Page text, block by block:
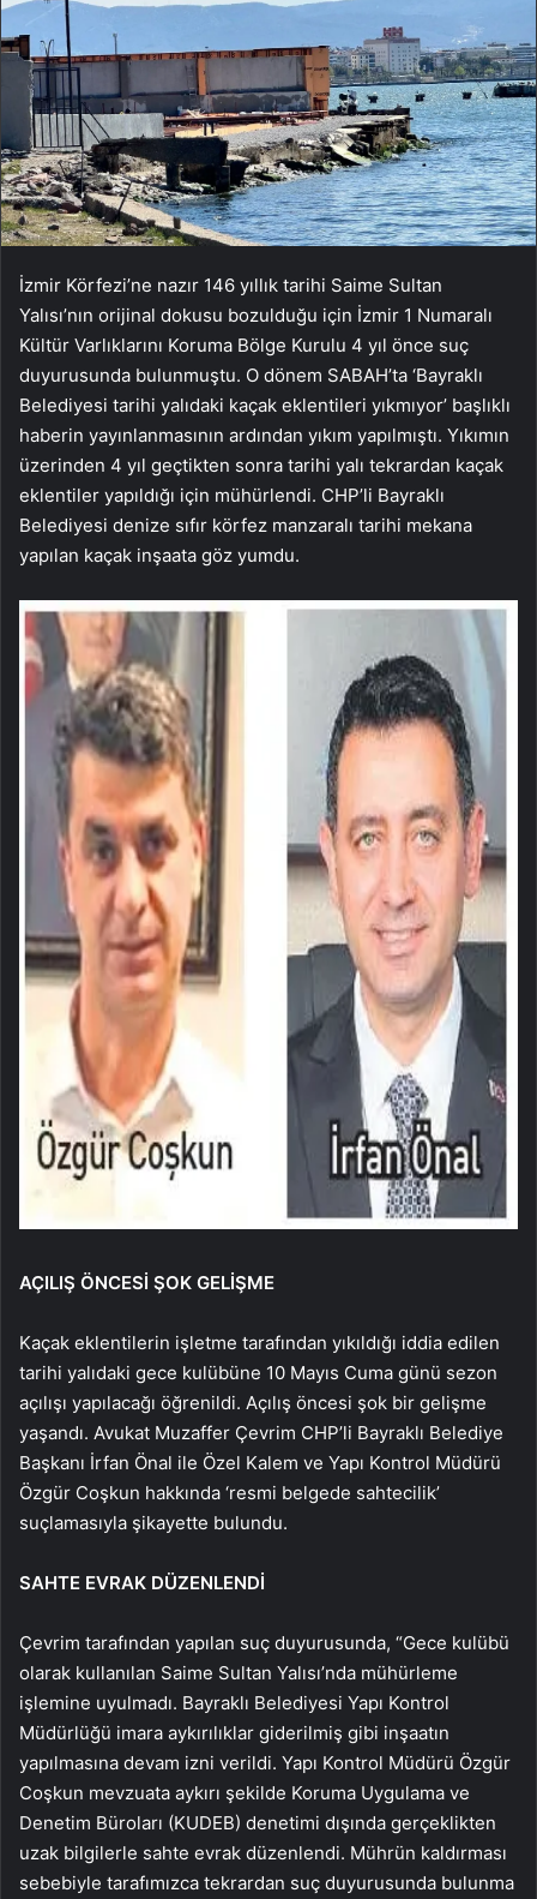
İzmir Körfezi’ne nazır 146 yıllık tarihi Saime Sultan
Yalısı’nın orijinal dokusu bozulduğu için İzmir 1 Numaralı
Kültür Varlıklarını Koruma Bölge Kurulu 4 yıl önce suç
duyurusunda bulunmuştu. O dönem SABAH’ta ‘Bayraklı
Belediyesi tarihi yalıdaki kaçak eklentileri yıkmıyor’ başlıklı
haberin yayınlanmasının ardından yıkım yapılmıştı. Yıkımın
üzerinden 4 yıl geçtikten sonra tarihi yalı tekrardan kaçak
eklentiler yapıldığı için mühürlendi. CHP’li Bayraklı
Belediyesi denize sıfır körfez manzaralı tarihi mekana
yapılan kaçak inşaata göz yumdu.
AÇILIŞ ÖNCESİ ŞOK GELİŞME
Kaçak eklentilerin işletme tarafından yıkıldığı iddia edilen
tarihi yalıdaki gece kulübüne 10 Mayıs Cuma günü sezon
açılışı yapılacağı öğrenildi. Açılış öncesi şok bir gelişme
yaşandı. Avukat Muzaffer Çevrim CHP’li Bayraklı Belediye
Başkanı İrfan Önal ile Özel Kalem ve Yapı Kontrol Müdürü
Özgür Coşkun hakkında ‘resmi belgede sahtecilik’
suçlamasıyla şikayette bulundu.
SAHTE EVRAK DÜZENLENDİ
Çevrim tarafından yapılan suç duyurusunda, “Gece kulübü
olarak kullanılan Saime Sultan Yalısı’nda mühürleme
işlemine uyulmadı. Bayraklı Belediyesi Yapı Kontrol
Müdürlüğü imara aykırılıklar giderilmiş gibi inşaatın
yapılmasına devam izni verildi. Yapı Kontrol Müdürü Özgür
Coşkun mevzuata aykırı şekilde Koruma Uygulama ve
Denetim Büroları (KUDEB) denetimi dışında gerçeklikten
uzak bilgilerle sahte evrak düzenlendi. Mührün kaldırması
sebebiyle tarafımızca tekrardan suç duyurusunda bulunma